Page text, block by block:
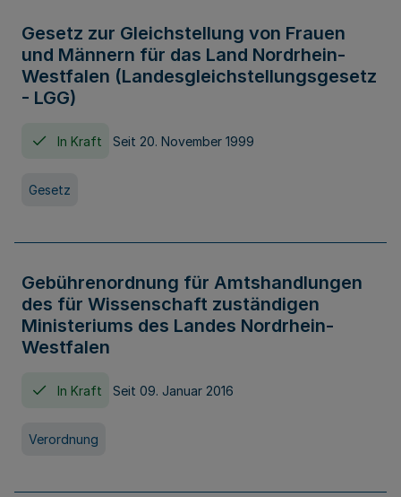
Gesetz zur Gleichstellung von Frauen
und Männern für das Land Nordrhein-
Westfalen (Landesgleichstellungsgesetz
- LGG)
In Kraft Seit 20. November 1999
Gesetz
Gebührenordnung für Amtshandlungen
des für Wissenschaft zuständigen
Ministeriums des Landes Nordrhein-
Westfalen
In Kraft Seit 09. Januar 2016
Verordnung